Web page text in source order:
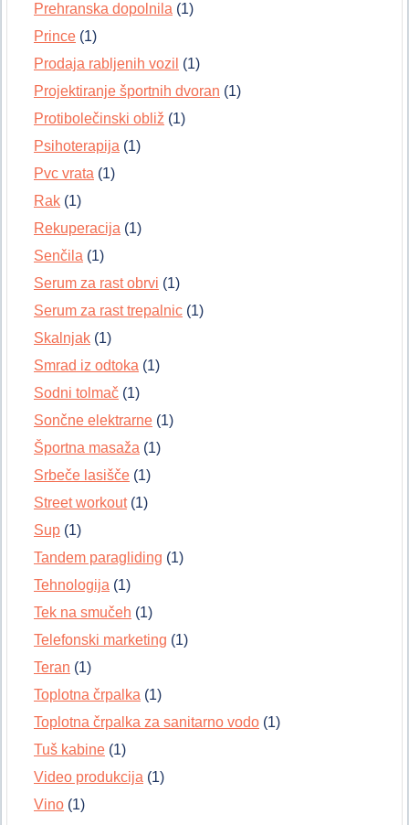
Prehranska dopolnila (1)
Prince (1)
Prodaja rabljenih vozil (1)
Projektiranje športnih dvoran (1)
Protibolečinski obliž (1)
Psihoterapija (1)
Pvc vrata (1)
Rak (1)
Rekuperacija (1)
Senčila (1)
Serum za rast obrvi (1)
Serum za rast trepalnic (1)
Skalnjak (1)
Smrad iz odtoka (1)
Sodni tolmač (1)
Sončne elektrarne (1)
Športna masaža (1)
Srbeče lasišče (1)
Street workout(1)
Sup (1)
Tandem paragliding (1)
Tehnologija (1)
Tek na smučeh (1)
Telefonski marketing (1)
Teran (1)
Toplotna črpalka (1)
Toplotna črpalka za sanitarno vodo (1)
Tuš kabine (1)
Video produkcija (1)
Vino (1)